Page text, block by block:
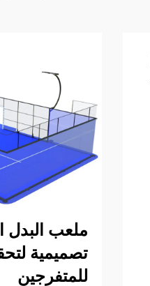
ملعب البدل
تصميمية
للمتفرجين